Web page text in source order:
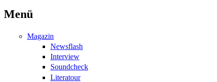
Menü
Magazin
Newsflash
Interview
Soundcheck
Literatour